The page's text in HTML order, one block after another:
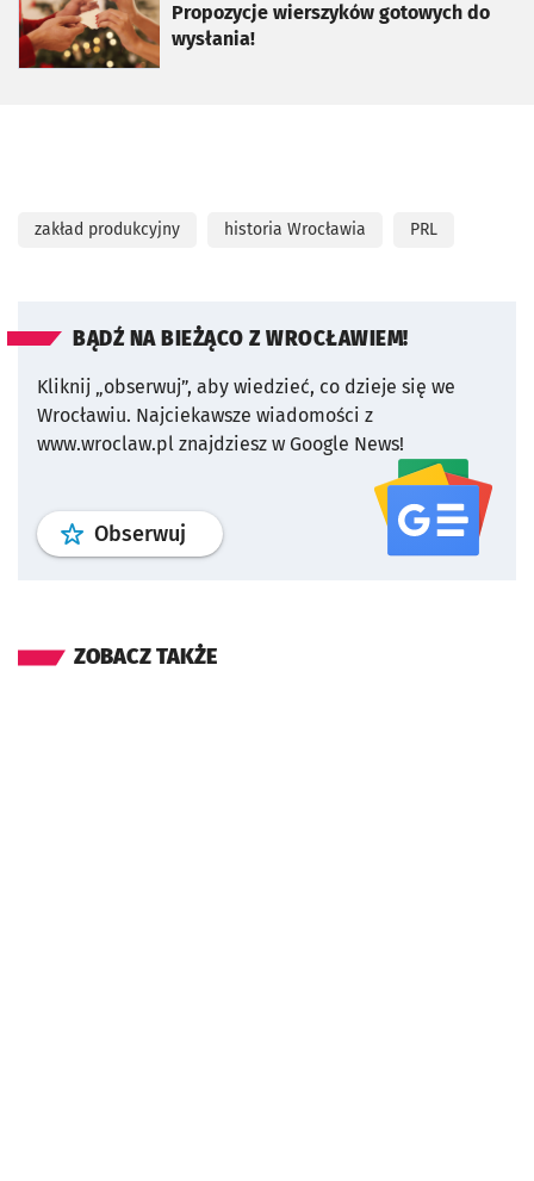
Propozycje wierszyków gotowych do
wysłania!
zakład produkcyjny historia Wrocławia PRL
BĄDŹ NA BIEŻĄCO Z WROCŁAWIEM!
Kliknij „obserwuj”, aby wiedzieć, co dzieje się we
Wrocławiu. Najciekawsze wiadomości z
www.wroclaw.pl znajdziesz w Google News!
Obserwuj profil serwisu
ZOBACZ TAKŻE